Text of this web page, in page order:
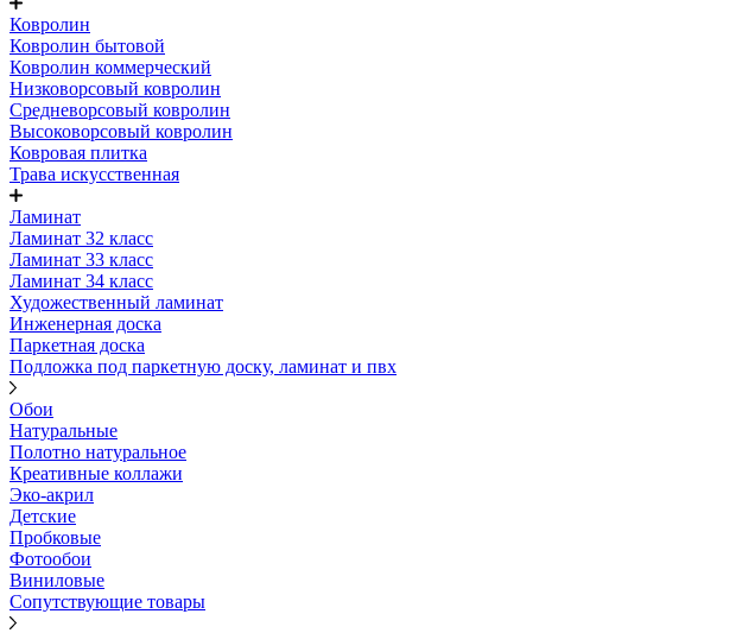
Ковролин
Ковролин бытовой
Ковролин коммерческий
Низковорсовый ковролин
Средневорсовый ковролин
Высоковорсовый ковролин
Ковровая плитка
Трава искусственная
Ламинат
Ламинат 32 класс
Ламинат 33 класс
Ламинат 34 класс
Художественный ламинат
Инженерная доска
Паркетная доска
Подложка под паркетную доску, ламинат и пвх
Обои
Натуральные
Полотно натуральное
Креативные коллажи
Эко-акрил
Детские
Пробковые
Фотообои
Виниловые
Сопутствующие товары